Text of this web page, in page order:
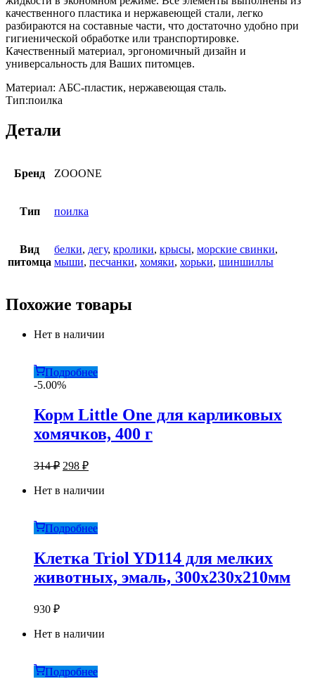
качественного пластика и нержавеющей стали, легко
разбираются на составные части, что достаточно удобно при
гигиенической обработке или транспортировке.
Качественный материал, эргономичный дизайн и
универсальность для Ваших питомцев.
Материал: АБС-пластик, нержавеющая сталь.
Тип:поилка
Детали
Бренд ZOOONE
Тип поилка
Вид
питомца
белки, дегу, кролики, крысы, морские свинки,
мыши, песчанки, хомяки, хорьки, шиншиллы
Похожие товары
Нет в наличии
Подробнее
-5.00%
Корм Little One для карликовых
хомячков, 400 г
314₽ Первоначальная
составляла
298 ₽Текущая
298 ₽.
Нет в наличии
Подробнее
Клетка Triol YD114 для мелких
животных, эмаль, 300х230х210мм
930 ₽
Нет в наличии
Подробнее